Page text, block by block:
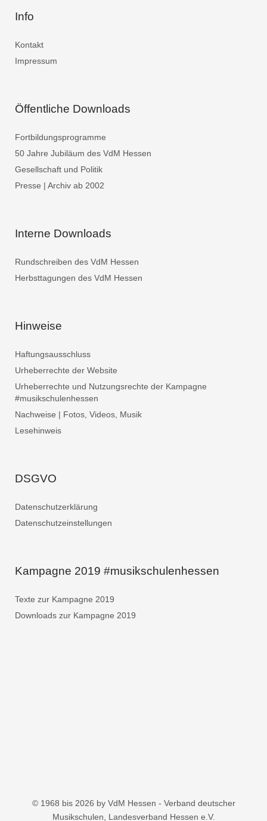
Info
Kontakt
Impressum
Öffentliche Downloads
Fortbildungsprogramme
50 Jahre Jubiläum des VdM Hessen
Gesellschaft und Politik
Presse | Archiv ab 2002
Interne Downloads
Rundschreiben des VdM Hessen
Herbsttagungen des VdM Hessen
Hinweise
Haftungsausschluss
Urheberrechte der Website
Urheberrechte und Nutzungsrechte der Kampagne
#musikschulenhessen
Nachweise | Fotos, Videos, Musik
Lesehinweis
DSGVO
Datenschutzerklärung
Datenschutzeinstellungen
Kampagne 2019 #musikschulenhessen
Texte zur Kampagne 2019
Downloads zur Kampagne 2019
© 1968 bis 2026 by VdM Hessen - Verband deutscher
Musikschulen, Landesverband Hessen e.V.